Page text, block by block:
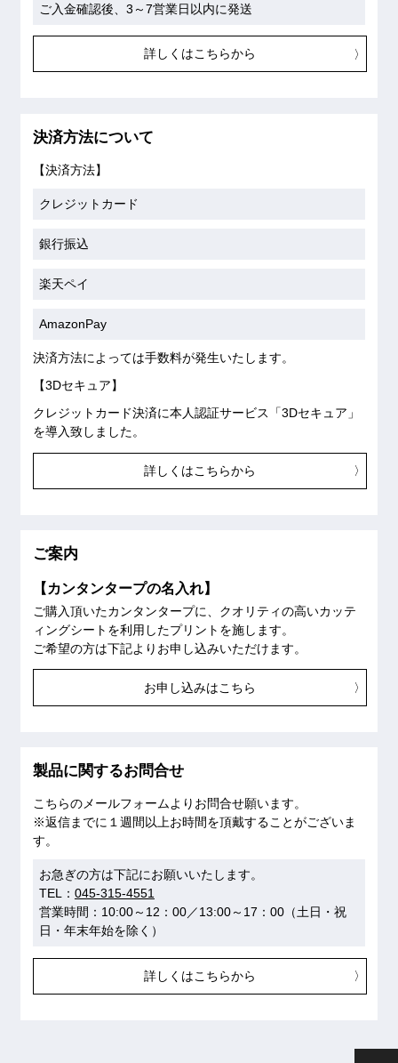
ご入金確認後、3～7営業日以内に発送
詳しくはこちらから
決済方法について
【決済方法】
クレジットカード
銀行振込
楽天ペイ
AmazonPay
決済方法によっては手数料が発生いたします。
【3Dセキュア】
クレジットカード決済に本人認証サービス「3Dセキュア」
を導入致しました。
詳しくはこちらから
ご案内
【カンタンタープの名入れ】
ご購入頂いたカンタンタープに、クオリティの高いカッテ
ィングシートを利用したプリントを施します。
ご希望の方は下記よりお申し込みいただけます。
お申し込みはこちら
製品に関するお問合せ
こちらのメールフォームよりお問合せ願います。
※返信までに１週間以上お時間を頂戴することがございま
す。
お急ぎの方は下記にお願いいたします。
TEL： 045-315-4551
営業時間：10:00～12：00／13:00～17：00（土日・祝
日・年末年始を除く）
詳しくはこちらから